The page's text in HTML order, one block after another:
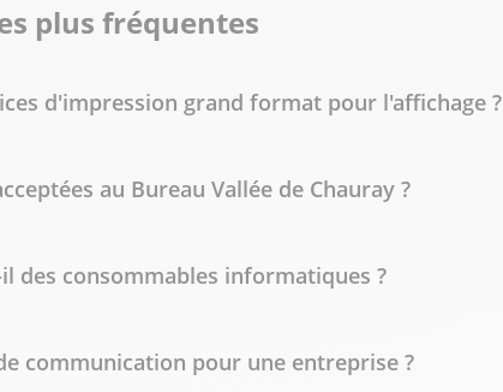
plus fréquentes
d'impression grand format pour l'affichage ?
au Bureau Vallée de Chauray ?
des consommables informatiques ?
communication pour une entreprise ?